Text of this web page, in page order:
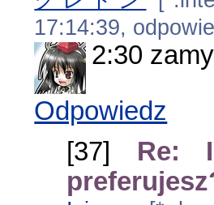
17:14:39,
2:30
Odpowiedz
[37] Re: